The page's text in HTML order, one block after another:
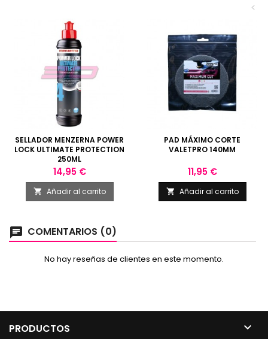
<
SELLADOR MENZERNA POWER
LOCK ULTIMATE PROTECTION
250ML
Precio
14,95 €
 Añadir al carrito
PAD MÁXIMO CORTE
VALETPRO 140MM
Precio
11,95 €
 Añadir al carrito
chat COMENTARIOS (0)
No hay reseñas de clientes en este momento.
PRODUCTOS 